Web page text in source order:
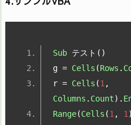
Sub テスト()
g = Cells (Rows .
r = Cells (1 ,
Columns . Count).
Range(Cells (1 , 1